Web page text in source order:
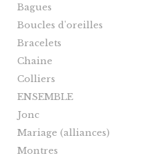
Bagues
Boucles d'oreilles
Bracelets
Chaine
Colliers
ENSEMBLE
Jonc
Mariage (alliances)
Montres